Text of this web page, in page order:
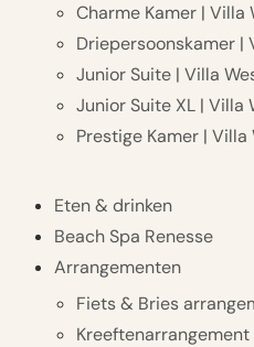
Charme Kamer | Villa
Driepersoonskamer |
Junior Suite | Villa
Junior Suite XL | Villa
Prestige Kamer |
Eten & drinken
Beach Spa Renesse
Arrangementen
Fiets & Bries
Kreeftenarrangement